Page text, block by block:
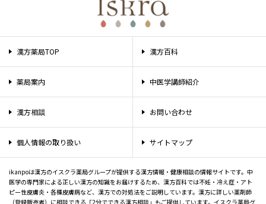
漢方薬局TOP 漢方百科
薬局案内 中医学講師紹介
漢方相談 お問い合わせ
個人情報の取り扱い サイトマップ
ikanpoは漢方のイスクラ薬局グループが提供する漢方情報・健康相談の情報サイトです。中
医学の専門家による正しい漢方の知識をお届けするため、漢方百科では不妊・冷え症・アト
ピー性皮膚炎・各種皮膚病など、漢方での対処法をご説明しています。漢方に詳しい薬剤師
（登録販売者）に相談できる「2分でできる漢方相談」もご提供しています。イスクラ薬局グ